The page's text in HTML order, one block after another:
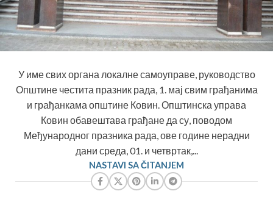
У име свих органа локалне самоуправе, руководство
Општине честита празник рада, 1. мај свим грађанима
и грађанкама општине Ковин. Општинска управа
Ковин обавештава грађане да су, поводом
Међународног празника рада, ове године нерадни
дани среда, 01. и четвртак,...
NASTAVI SA ČITANJEM